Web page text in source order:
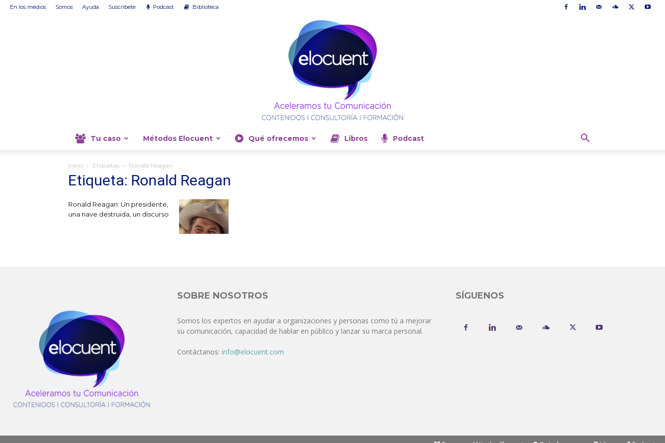
En los medios Somos Ayuda Suscríbete Podcast Biblioteca
Tu caso Métodos Elocuent Qué ofrecemos Libros Podcast
Inicio Etiquetas Ronald Reagan
Etiqueta: Ronald Reagan
Ronald Reagan: Un presidente,
una nave destruida, un discurso
SOBRE NOSOTROS
Somos los expertos en ayudar a organizaciones y personas como tú a mejorar
su comunicación, capacidad de hablar en público y lanzar su marca personal.
Contáctanos: info@elocuent.com
SÍGUENOS